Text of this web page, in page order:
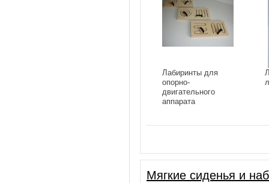
Лабиринты для
опорно-
двигательного
аппарата
Мягкие сиденья и